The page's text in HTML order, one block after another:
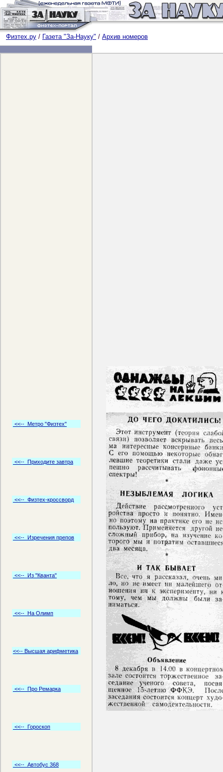
Физтех.ру / Газета "За-Науку" / Архив номеров
<<-- Метро "Физтех"
<<-- Приходите завтра
<<-- Физтех-кроссворд
<<-- Изречения препов
<<-- Из "Кванта"
<<-- На Олимп
<<-- Высшая арифметика
<<-- Про Ремарка
<<-- Гороскоп
<<-- Автобус 368